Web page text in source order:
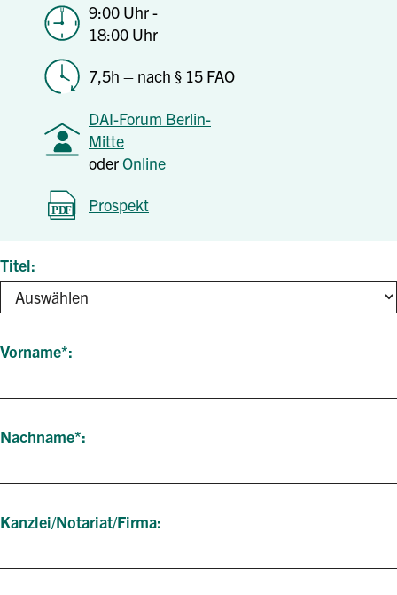
9:00 Uhr -
18:00 Uhr
7,5h – nach § 15 FAO
DAI-Forum Berlin-
Mitte
oderOnline
Prospekt
Titel
Vorname
Nachname
Kanzlei/Notariat/Firma